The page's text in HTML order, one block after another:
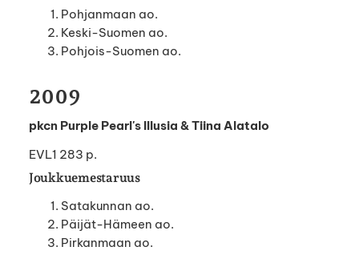
Pohjanmaan ao.
Keski-Suomen ao.
Pohjois-Suomen ao.
2009
pkcn Purple Pearl's Illusia & Tiina Alatalo
EVL1 283 p.
Joukkuemestaruus
Satakunnan ao.
Päijät-Hämeen ao.
Pirkanmaan ao.